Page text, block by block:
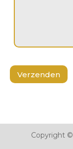
Copyright ©